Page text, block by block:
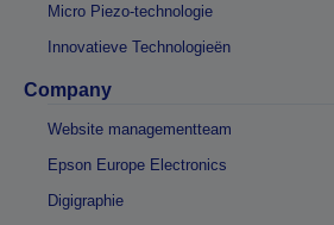
Micro Piezo-technologie
Innovatieve Technologieën
Company
Website managementteam
Epson Europe Electronics
Digigraphie